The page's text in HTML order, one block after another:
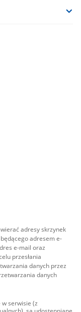
adresy skrzynek
adresem e-
e-mail oraz
przesłania
danych przez
danych
serwisie (z